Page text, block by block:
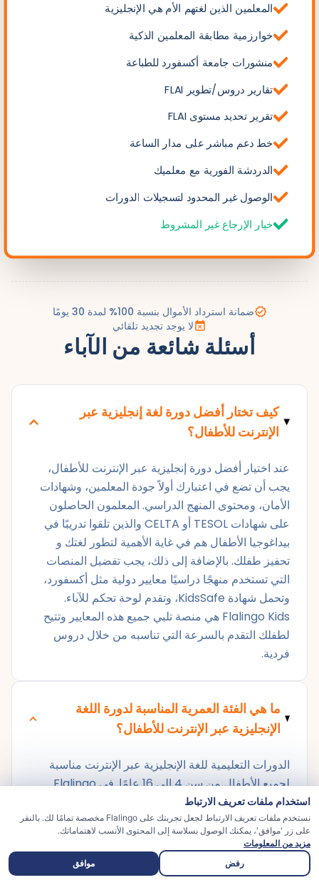
المعلمين الذين لغتهم الأم هي الإنجليزية
خوارزمية مطابقة المعلمين الذكية
منشورات جامعة أكسفورد للطباعة
تقارير دروس/تطوير FLAI
تقرير تحديد مستوى FLAI
خط دعم مباشر على مدار الساعة
الدردشة الفورية مع معلميك
الوصول غير المحدود لتسجيلات الدورات
خيار الإرجاع غير المشروط
ضمانة استرداد الأموال بنسبة 100% لمدة 30 يومًا
لا يوجد تجديد تلقائي
أسئلة شائعة من الآباء
كيف تختار أفضل دورة لغة إنجليزية عبر
الإنترنت للأطفال؟
عند اختيار أفضل دورة إنجليزية عبر الإنترنت للأطفال،
يجب أن تضع في اعتبارك أولاً جودة المعلمين، وشهادات
الأمان، ومحتوى المنهج الدراسي. المعلمون الحاصلون
على شهادات TESOL أو CELTA والذين تلقوا تدريبًا في
بيداغوجيا الأطفال هم في غاية الأهمية لتطور لغتك و
تحفيز طفلك. بالإضافة إلى ذلك، يجب تفضيل المنصات
التي تستخدم منهجًا دراسيًا معايير دولية مثل أكسفورد،
وتحمل شهادة KidsSafe، وتقدم لوحة تحكم للآباء.
Flalingo Kids هي منصة تلبي جميع هذه المعايير وتتيح
لطفلك التقدم بالسرعة التي تناسبه من خلال دروس
فردية.
ما هي الفئة العمرية المناسبة لدورة اللغة
الإنجليزية عبر الإنترنت للأطفال؟
الدورات التعليمية للغة الإنجليزية عبر الإنترنت مناسبة
لجميع الأطفال من سن 4 إلى 16 عامًا. في Flalingo
Kids، يتم تقديم تعليم أساسي يعتمد على الألعاب
والمرئيات للأطفال من 4 إلى 6 سنوات، وتعلم مركز
حول الأغاني والقصص للأطفال من 7 إلى 9 سنوات،
عامًا، وبرامج تحضير للامتحانات واللغة الإنجليزية
استخدام ملفات تعريف الارتباط
نستخدم ملفات تعريف الارتباط لجعل تجربتك على Flalingo مخصصة تمامًا لك. بالنقر
على زر 'موافق'، يمكنك الوصول بسلاسة إلى المحتوى الأنسب لاهتماماتك.
مزيد من المعلومات
رفض
موافق